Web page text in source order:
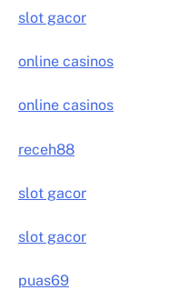
slot gacor
online casinos
online casinos
receh88
slot gacor
slot gacor
puas69